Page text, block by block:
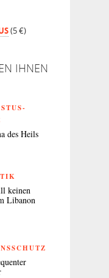
(5 €)
IHNEN
des Heils
keinen
Libanon